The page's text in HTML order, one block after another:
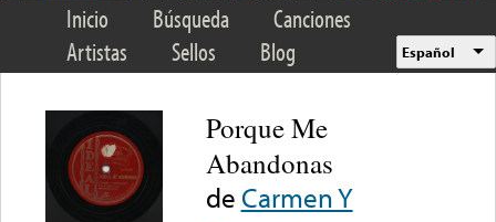
Inicio Búsqueda
Canciones
Artistas
Sellos Blog Español
Porque Me
Abandonas
de Carmen Y